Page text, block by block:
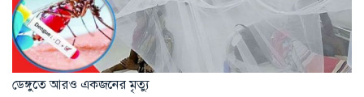
ডেঙ্গুতে আরও একজনের মৃত্যু